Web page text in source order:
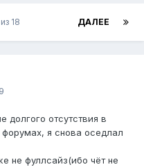
ДАЛЕЕ
18
долгого отсутствия в
форумах, я снова оседлал
не фуллсайз(ибо чёт не